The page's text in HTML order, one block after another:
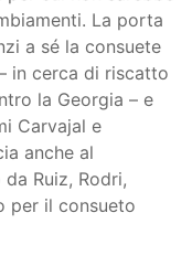
La porta
a sé la consuete
in cerca di riscatto
la Georgia – e
Carvajal e
anche al
Ruiz, Rodri,
per il consueto